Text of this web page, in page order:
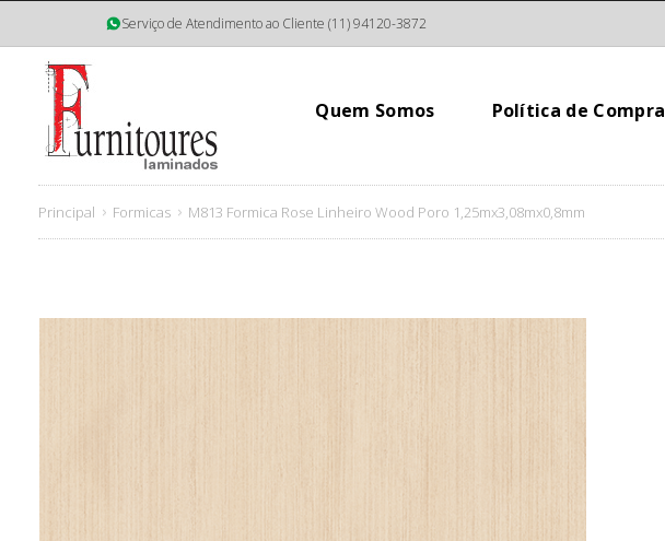
Serviço de Atendimento ao Cliente (11) 94120-3872
Quem Somos Política de Compra
Principal Formicas M813 Formica Rose Linheiro Wood Poro 1,25mx3,08mx0,8mm